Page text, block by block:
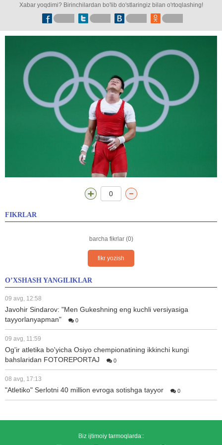
Xabar yoqdimi? Birinchilardan bo'lib do'stlaringiz bilan o'rtoqlashing!
0
FIKRLAR
barcha fikrlar (0)
fikr yozish
O’XSHASH YANGILIKLAR
09 avg, 12:58
Javohir Sindarov: "Men Gukeshning eng kuchli versiyasiga
tayyorlanyapman"
0
09 avg, 11:59
Og'ir atletika bo'yicha Osiyo chempionatining ikkinchi kungi
bahslaridan FOTOREPORTAJ
0
08 avg, 17:13
"Atletiko" Serlotni 40 million evroga sotishga tayyor 0
Biz ijtimoiy tarmoqlarda::